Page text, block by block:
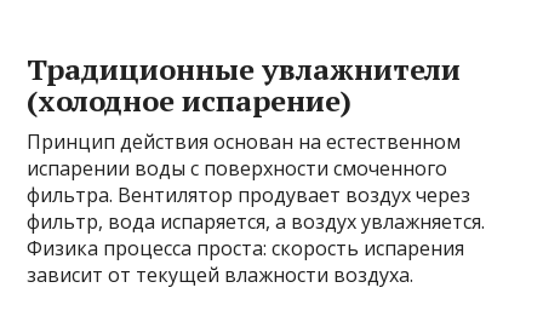
Традиционные увлажнители
(холодное испарение)
Принцип действия основан на естественном
испарении воды с поверхности смоченного
фильтра. Вентилятор продувает воздух через
фильтр, вода испаряется, а воздух увлажняется.
Физика процесса проста: скорость испарения
зависит от текущей влажности воздуха.